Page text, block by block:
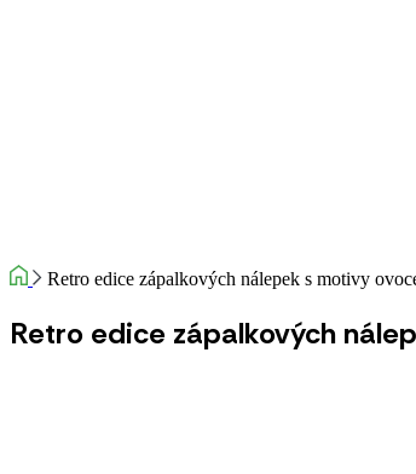
Retro edice zápalkových nálepek s motivy
Retro edice zápalkových